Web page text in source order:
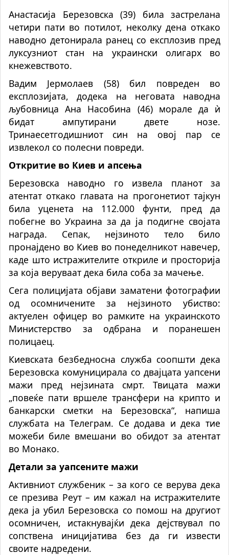
Анастасија Березовска (39) била застрелана
четири пати во потилот, неколку дена откако
наводно детонирала ранец со експлозив пред
луксузниот стан на украински олигарх во
кнежевството.
Вадим Јермолаев (58) бил повреден во
експлозијата, додека на неговата наводна
љубовница Ана Насобина (46) морале да ѝ
бидат ампутирани двете нозе.
Тринаесетгодишниот син на овој пар се
извлекол со полесни повреди.
Откритие во Киев и апсења
Березовска наводно го извела планот за
атентат откако главата на прогонетиот тајкун
била уценета на 112.000 фунти, пред да
побегне во Украина за да ја подигне својата
награда. Сепак, нејзиното тело било
пронајдено во Киев во понеделникот навечер,
каде што истражителите откриле и просторија
за која веруваат дека била соба за мачење.
Сега полицијата објави заматени фотографии
од осомничените за нејзиното убиство:
актуелен офицер во рамките на украинското
Министерство за одбрана и поранешен
полицаец.
Киевската безбедносна служба соопшти дека
Березовска комуницирала со двајцата уапсени
мажи пред нејзината смрт. Твицата мажи
„повеќе пати вршеле трансфери на крипто и
банкарски сметки на Березовска“, напиша
службата на Телеграм. Се додава и дека тие
можеби биле вмешани во обидот за атентат
во Монако.
Детали за уапсените мажи
Активниот службеник – за кого се верува дека
се презива Реут – им кажал на истражителите
дека ја убил Березовска со помош на другиот
осомничен, истакнувајќи дека дејствувал по
сопствена иницијатива без да ги извести
своите надредени.